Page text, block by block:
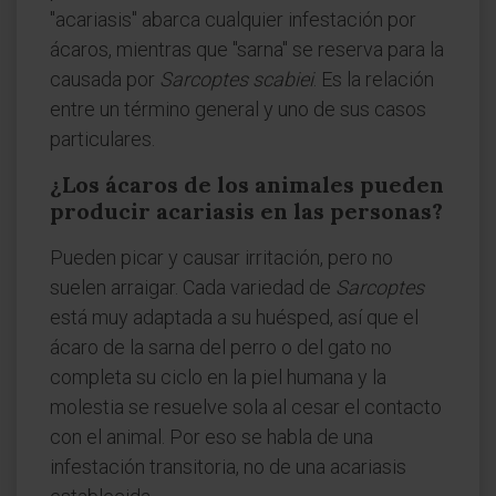
"acariasis" abarca cualquier infestación por
ácaros, mientras que "sarna" se reserva para la
causada por Sarcoptes scabiei. Es la relación
entre un término general y uno de sus casos
particulares.
¿Los ácaros de los animales pueden
producir acariasis en las personas?
Pueden picar y causar irritación, pero no
suelen arraigar. Cada variedad de Sarcoptes
está muy adaptada a su huésped, así que el
ácaro de la sarna del perro o del gato no
completa su ciclo en la piel humana y la
molestia se resuelve sola al cesar el contacto
con el animal. Por eso se habla de una
infestación transitoria, no de una acariasis